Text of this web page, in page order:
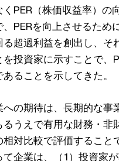
PER（株価収益率）の
、PERを向上させるため
る超過利益を創出し、そ
投資家に⽰すことで、
ることを⽰してきた。
への期待は、⻑期的な事
うえで有⽤な財務・⾮
相対⽐較で評価すること
て企業は、（1）投資家